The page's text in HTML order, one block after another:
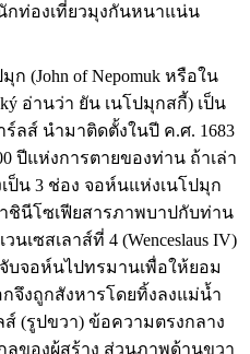
กท่องเที่ยวมุงกันหนาแน่น
of Nepomuk หรือใน
อ่านว่า ยัน เนโปมุกสกี้) เป็น
ลส์ นำมาติดตั้งในปี ค.ศ. 1683
ปีแห่งการตายของท่าน ถ้าเล่า
ป็น 3 ช่อง จอห์นแห่งเนโปมุก
ชินีโซเฟียสารภาพบาปกับท่าน
นเซสเลาส์ที่ 4 (Wenceslaus IV)
บจอห์นไปทรมานเพื่อให้ยอม
จึงถูกสังหารโดยทิ้งลงแม่น้ำ
(รูปขวา) ข้อความตรงกลาง
ลของผู้สร้าง ส่วนภาพด้านขวา